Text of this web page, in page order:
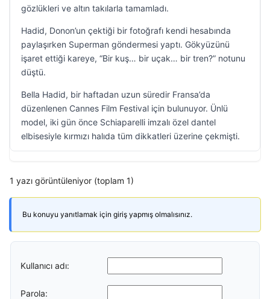
gözlükleri ve altın takılarla tamamladı.
Hadid, Donon’un çektiği bir fotoğrafı kendi hesabında
paylaşırken Superman göndermesi yaptı. Gökyüzünü
işaret ettiği kareye, “Bir kuş… bir uçak… bir tren?” notunu
düştü.
Bella Hadid, bir haftadan uzun süredir Fransa’da
düzenlenen Cannes Film Festival için bulunuyor. Ünlü
model, iki gün önce Schiaparelli imzalı özel dantel
elbisesiyle kırmızı halıda tüm dikkatleri üzerine çekmişti.
1 yazı görüntüleniyor (toplam 1)
Bu konuyu yanıtlamak için giriş yapmış olmalısınız.
Kullanıcı adı:
Parola: